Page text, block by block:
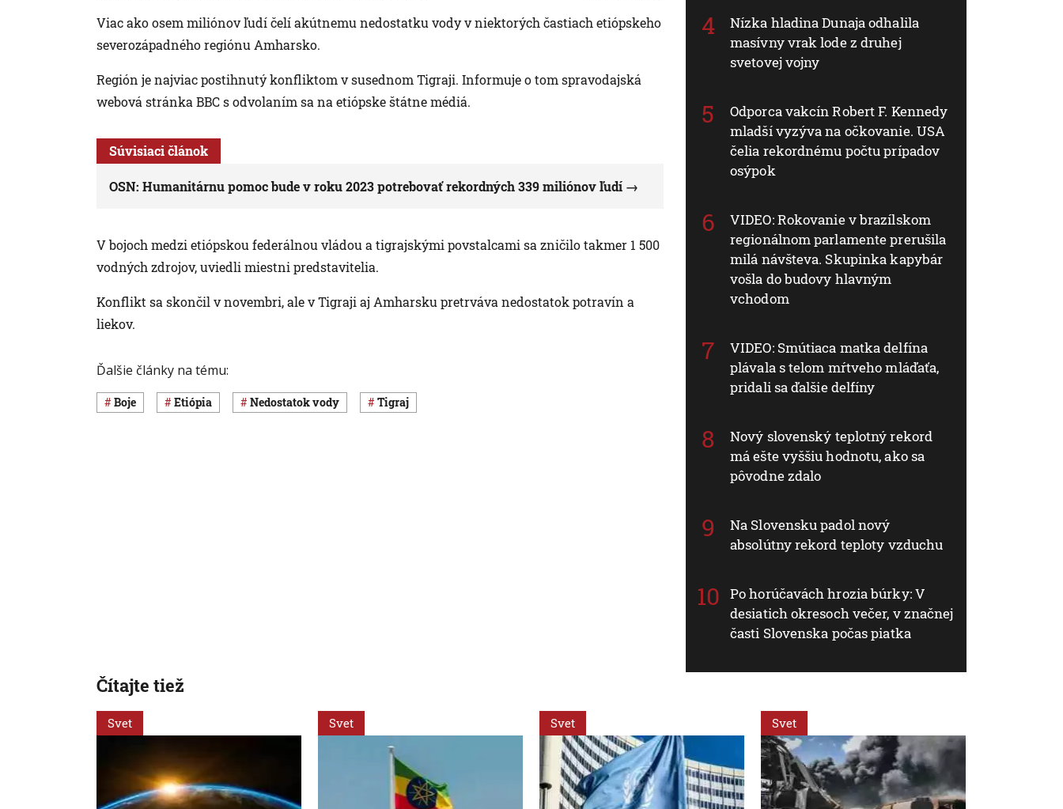
Viac ako osem miliónov ľudí čelí akútnemu nedostatku vody v niektorých častiach etiópskeho
severozápadného regiónu Amharsko.
Región je najviac postihnutý konfliktom v susednom Tigraji. Informuje o tom spravodajská
webová stránka BBC s odvolaním sa na etiópske štátne médiá.
Súvisiaci článok
OSN: Humanitárnu pomoc bude v roku 2023 potrebovať rekordných 339 miliónov ľudí
V bojoch medzi etiópskou federálnou vládou a tigrajskými povstalcami sa zničilo takmer 1 500
vodných zdrojov, uviedli miestni predstavitelia.
Konflikt sa skončil v novembri, ale v Tigraji aj Amharsku pretrváva nedostatok potravín a
liekov.
Ďalšie články na tému:
boje Etiópia nedostatok vody Tigraj
Nízka hladina Dunaja odhalila
masívny vrak lode z druhej
svetovej vojny
Odporca vakcín Robert F. Kennedy
mladší vyzýva na očkovanie. USA
čelia rekordnému počtu prípadov
osýpok
VIDEO: Rokovanie v brazílskom
regionálnom parlamente prerušila
milá návšteva. Skupinka kapybár
vošla do budovy hlavným
vchodom
VIDEO: Smútiaca matka delfína
plávala s telom mŕtveho mláďaťa,
pridali sa ďalšie delfíny
Nový slovenský teplotný rekord
má ešte vyššiu hodnotu, ako sa
pôvodne zdalo
Na Slovensku padol nový
absolútny rekord teploty vzduchu
Po horúčavách hrozia búrky: V
desiatich okresoch večer, v značnej
časti Slovenska počas piatka
Čítajte tiež
Svet Svet Svet Svet